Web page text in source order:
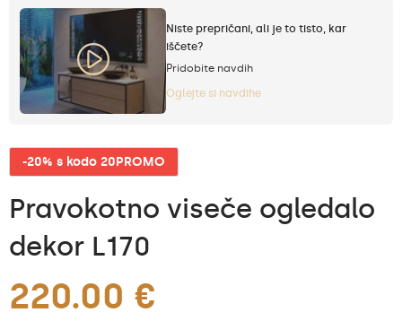
Niste prepričani, ali je to tisto, kar
iščete?
Pridobite navdih
Oglejte si navdihe
-20% s kodo 20PROMO
Pravokotno viseče ogledalo
dekor L170
220.00 €